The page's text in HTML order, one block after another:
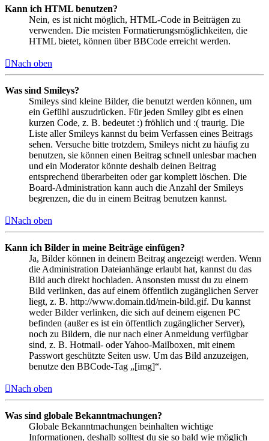
Kann ich HTML benutzen?
Nein, es ist nicht möglich, HTML-Code in Beiträgen zu
verwenden. Die meisten Formatierungsmöglichkeiten, die
HTML bietet, können über BBCode erreicht werden.
Nach oben
Was sind Smileys?
Smileys sind kleine Bilder, die benutzt werden können, um
ein Gefühl auszudrücken. Für jeden Smiley gibt es einen
kurzen Code, z. B. bedeutet :) fröhlich und :( traurig. Die
Liste aller Smileys kannst du beim Verfassen eines Beitrags
sehen. Versuche bitte trotzdem, Smileys nicht zu häufig zu
benutzen, sie können einen Beitrag schnell unlesbar machen
und ein Moderator könnte deshalb deinen Beitrag
entsprechend überarbeiten oder gar komplett löschen. Die
Board-Administration kann auch die Anzahl der Smileys
begrenzen, die du in einem Beitrag benutzen kannst.
Nach oben
Kann ich Bilder in meine Beiträge einfügen?
Ja, Bilder können in deinem Beitrag angezeigt werden. Wenn
die Administration Dateianhänge erlaubt hat, kannst du das
Bild auch direkt hochladen. Ansonsten musst du zu einem
Bild verlinken, das auf einem öffentlich zugänglichen Server
liegt, z. B. http://www.domain.tld/mein-bild.gif. Du kannst
weder Bilder verlinken, die sich auf deinem eigenen PC
befinden (außer es ist ein öffentlich zugänglicher Server),
noch zu Bildern, die nur nach einer Anmeldung verfügbar
sind, z. B. Hotmail- oder Yahoo-Mailboxen, mit einem
Passwort geschützte Seiten usw. Um das Bild anzuzeigen,
benutze den BBCode-Tag „[img]“.
Nach oben
Was sind globale Bekanntmachungen?
Globale Bekanntmachungen beinhalten wichtige
Informationen, deshalb solltest du sie so bald wie möglich